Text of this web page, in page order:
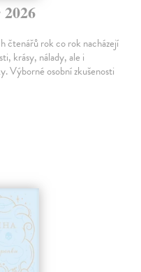
čtenářů rok co rok nacházejí
krásy, nálady, ale i
Výborné osobní zkušenosti